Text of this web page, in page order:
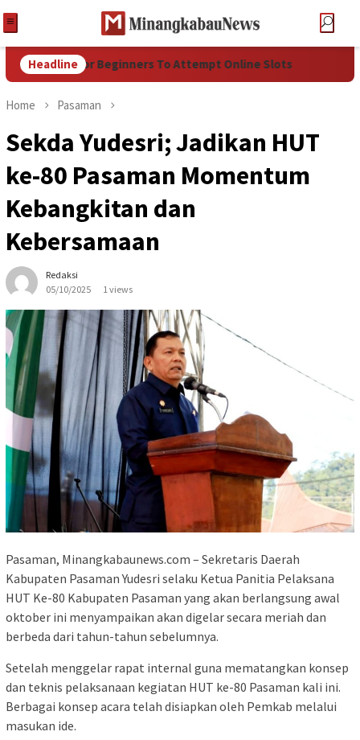
Headline
Way For Beginners To Attempt Online Slots
Home Pasaman
Sekda Yudesri; Jadikan HUT
ke-80 Pasaman Momentum
Kebangkitan dan
Kebersamaan
Redaksi
05/10/2025
1 views
Pasaman, Minangkabaunews.com – Sekretaris Daerah
Kabupaten Pasaman Yudesri selaku Ketua Panitia Pelaksana
HUT Ke-80 Kabupaten Pasaman yang akan berlangsung awal
oktober ini menyampaikan akan digelar secara meriah dan
berbeda dari tahun-tahun sebelumnya.
Setelah menggelar rapat internal guna mematangkan konsep
dan teknis pelaksanaan kegiatan HUT ke-80 Pasaman kali ini.
Berbagai konsep acara telah disiapkan oleh Pemkab melalui
masukan ide.